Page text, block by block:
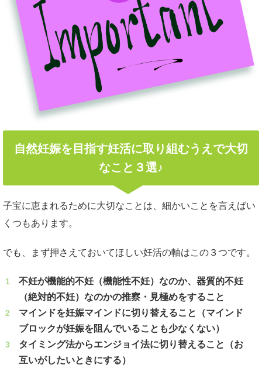
自然妊娠を目指す妊活に取り組むうえで大切
なこと３選♪
子宝に恵まれるために大切なことは、細かいことを言えばい
くつもあります。
でも、まず押さえておいてほしい妊活の軸はこの３つです。
不妊が機能的不妊（機能性不妊）なのか、器質的不妊
（絶対的不妊）なのかの推察・見極めをすること
マインドを妊娠マインドに切り替えること（マインド
ブロックが妊娠を阻んでいることも少なくない）
タイミング法からエンジョイ法に切り替えること（お
互いがしたいときにする）